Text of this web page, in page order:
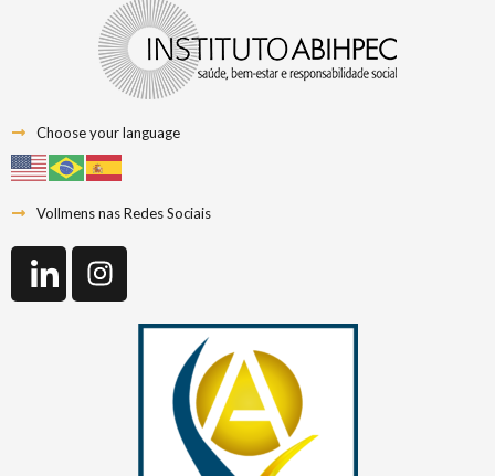
Choose your language
Vollmens nas Redes Sociais